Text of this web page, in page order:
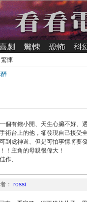
驚悚
個有錢小開、天生心臟不好、
術台上的他，卻發現自己接受
到處神遊、但是可怕事情將要
！主角的母親很偉大！
作、
： rossi